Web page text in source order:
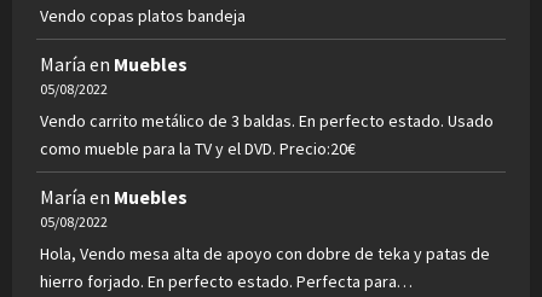
Vendo copas platos bandeja
María en Muebles
05/08/2022
Vendo carrito metálico de 3 baldas. En perfecto estado. Usado
como mueble para la TV y el DVD. Precio:20€
María en Muebles
05/08/2022
Hola, Vendo mesa alta de apoyo con dobre de teka y patas de
hierro forjado. En perfecto estado. Perfecta para…